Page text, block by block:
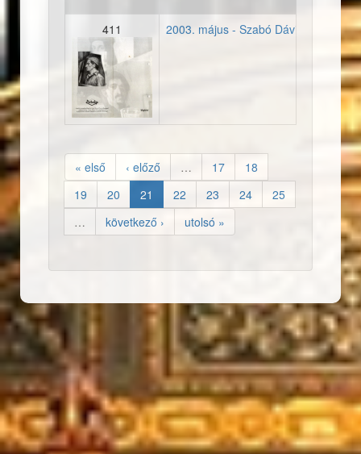
411 2003. május - Szabó Dávid
« első ‹ előző … 17
18
19
20 21 22 23 24
25
…
következő › utolsó »